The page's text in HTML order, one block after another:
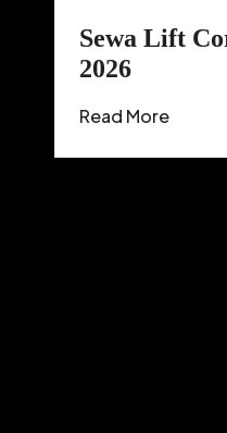
Sewa Lift
2026
Read More